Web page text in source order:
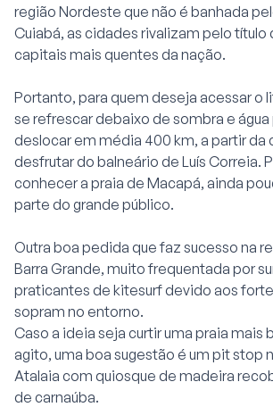
região Nordeste que não é banhada
Cuiabá, as cidades rivalizam pelo título
capitais mais quentes da nação.
Portanto, para quem deseja acessar o
se refrescar debaixo de sombra e água
deslocar em média 400 km, a partir da
desfrutar do balneário de Luís Correia.
conhecer a praia de Macapá, ainda
parte do grande público.
Outra boa pedida que faz sucesso na
Barra Grande, muito frequentada por
praticantes de kitesurf devido aos
sopram no entorno.
Caso a ideia seja curtir uma praia mais
agito, uma boa sugestão é um pit stop
Atalaia com quiosque de madeira
de carnaúba.